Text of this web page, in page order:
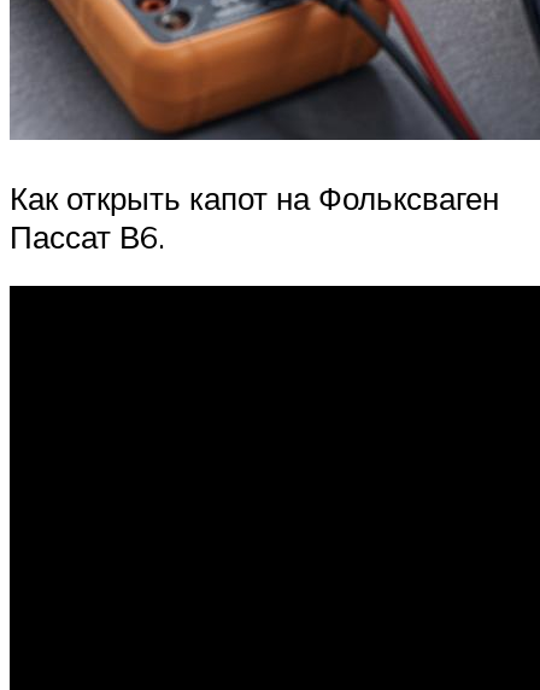
Как открыть капот на Фольксваген
Пассат В6.